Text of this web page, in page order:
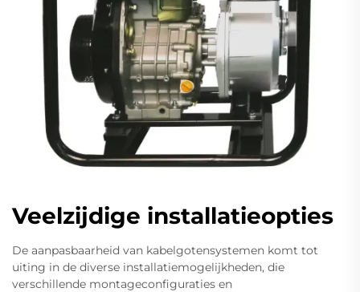
Veelzijdige installatieopties
De aanpasbaarheid van kabelgotensystemen komt tot
uiting in de diverse installatiemogelijkheden, die
verschillende montageconfiguraties en